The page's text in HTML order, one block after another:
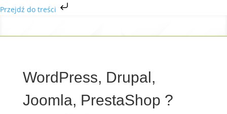
Przejdź do treści
WordPress, Drupal,
Joomla, PrestaShop ?